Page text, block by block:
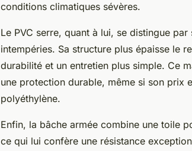
conditions climatiques sévères.
Le PVC serre, quant à lui, se distingue
intempéries. Sa structure plus épaisse le
durabilité et un entretien plus simple. Ce
une protection durable, même si son prix
polyéthylène.
Enfin, la bâche armée combine une toile
ce qui lui confère une résistance